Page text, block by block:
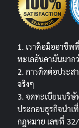
1. เราคือมืออาชีพ
ทะเลอันดามันมาก
2. การติดต่อประส
จริงๆ
3. จดทะเบียนบริ
ประกอบธุรกิจนำเ
กฎหมาย เลขที่